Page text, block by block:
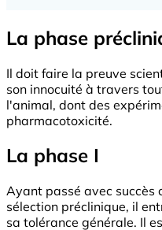
La phase
Il doit faire la preuve
son innocuité à travers
l'animal, dont des
pharmacotoxicité.
La phase I
Ayant passé avec succès
sélection préclinique, il
sa tolérance générale. Il